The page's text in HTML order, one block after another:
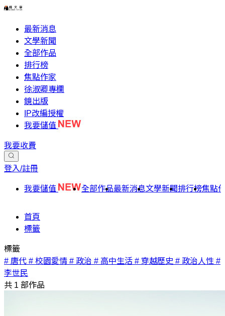
最新消息
文學新聞
全部作品
排行榜
焦點作家
徐淑卿專欄
鏡出版
IP改編授權
我要儲值
我要收費
登入/註冊
我要儲值 全部作品最新消息文學新聞排行榜焦點
首頁
標籤
標籤
# 唐代 # 校園愛情 # 政治 # 高中生活 # 穿越歷史 # 政治人性 #
李世民
共 1 部作品